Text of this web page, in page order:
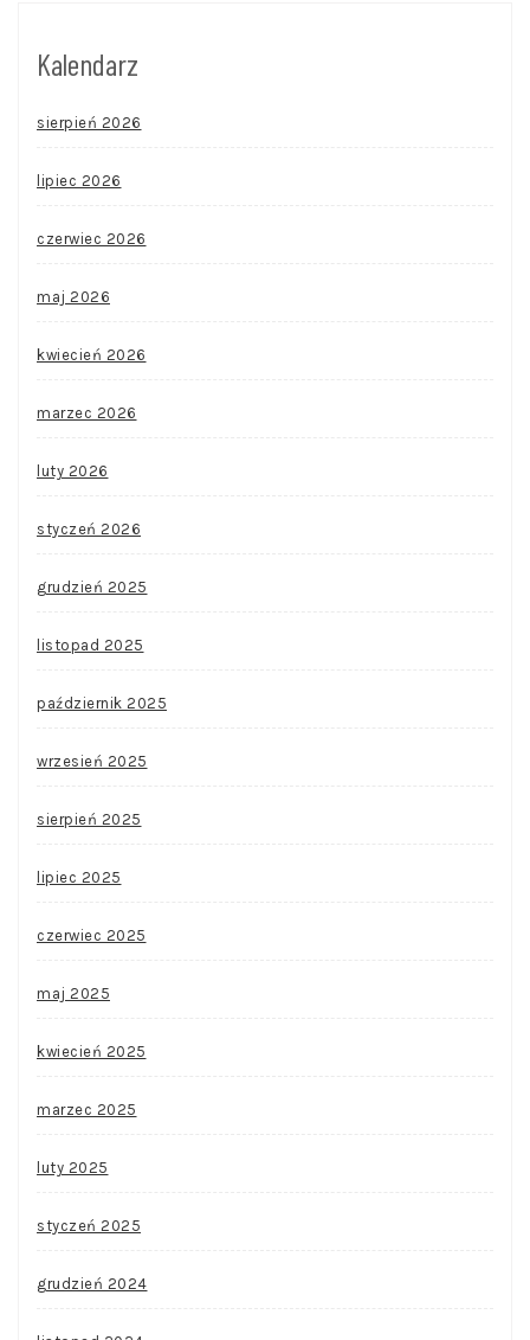
Kalendarz
sierpień 2026
lipiec 2026
czerwiec 2026
maj 2026
kwiecień 2026
marzec 2026
luty 2026
styczeń 2026
grudzień 2025
listopad 2025
październik 2025
wrzesień 2025
sierpień 2025
lipiec 2025
czerwiec 2025
maj 2025
kwiecień 2025
marzec 2025
luty 2025
styczeń 2025
grudzień 2024